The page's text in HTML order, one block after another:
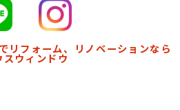
リフォーム、リノベーションなら
スウィンドウ